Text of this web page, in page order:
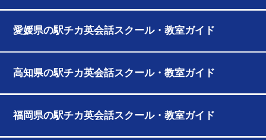
愛媛県の駅チカ英会話スクール・教室ガイド
高知県の駅チカ英会話スクール・教室ガイド
福岡県の駅チカ英会話スクール・教室ガイド